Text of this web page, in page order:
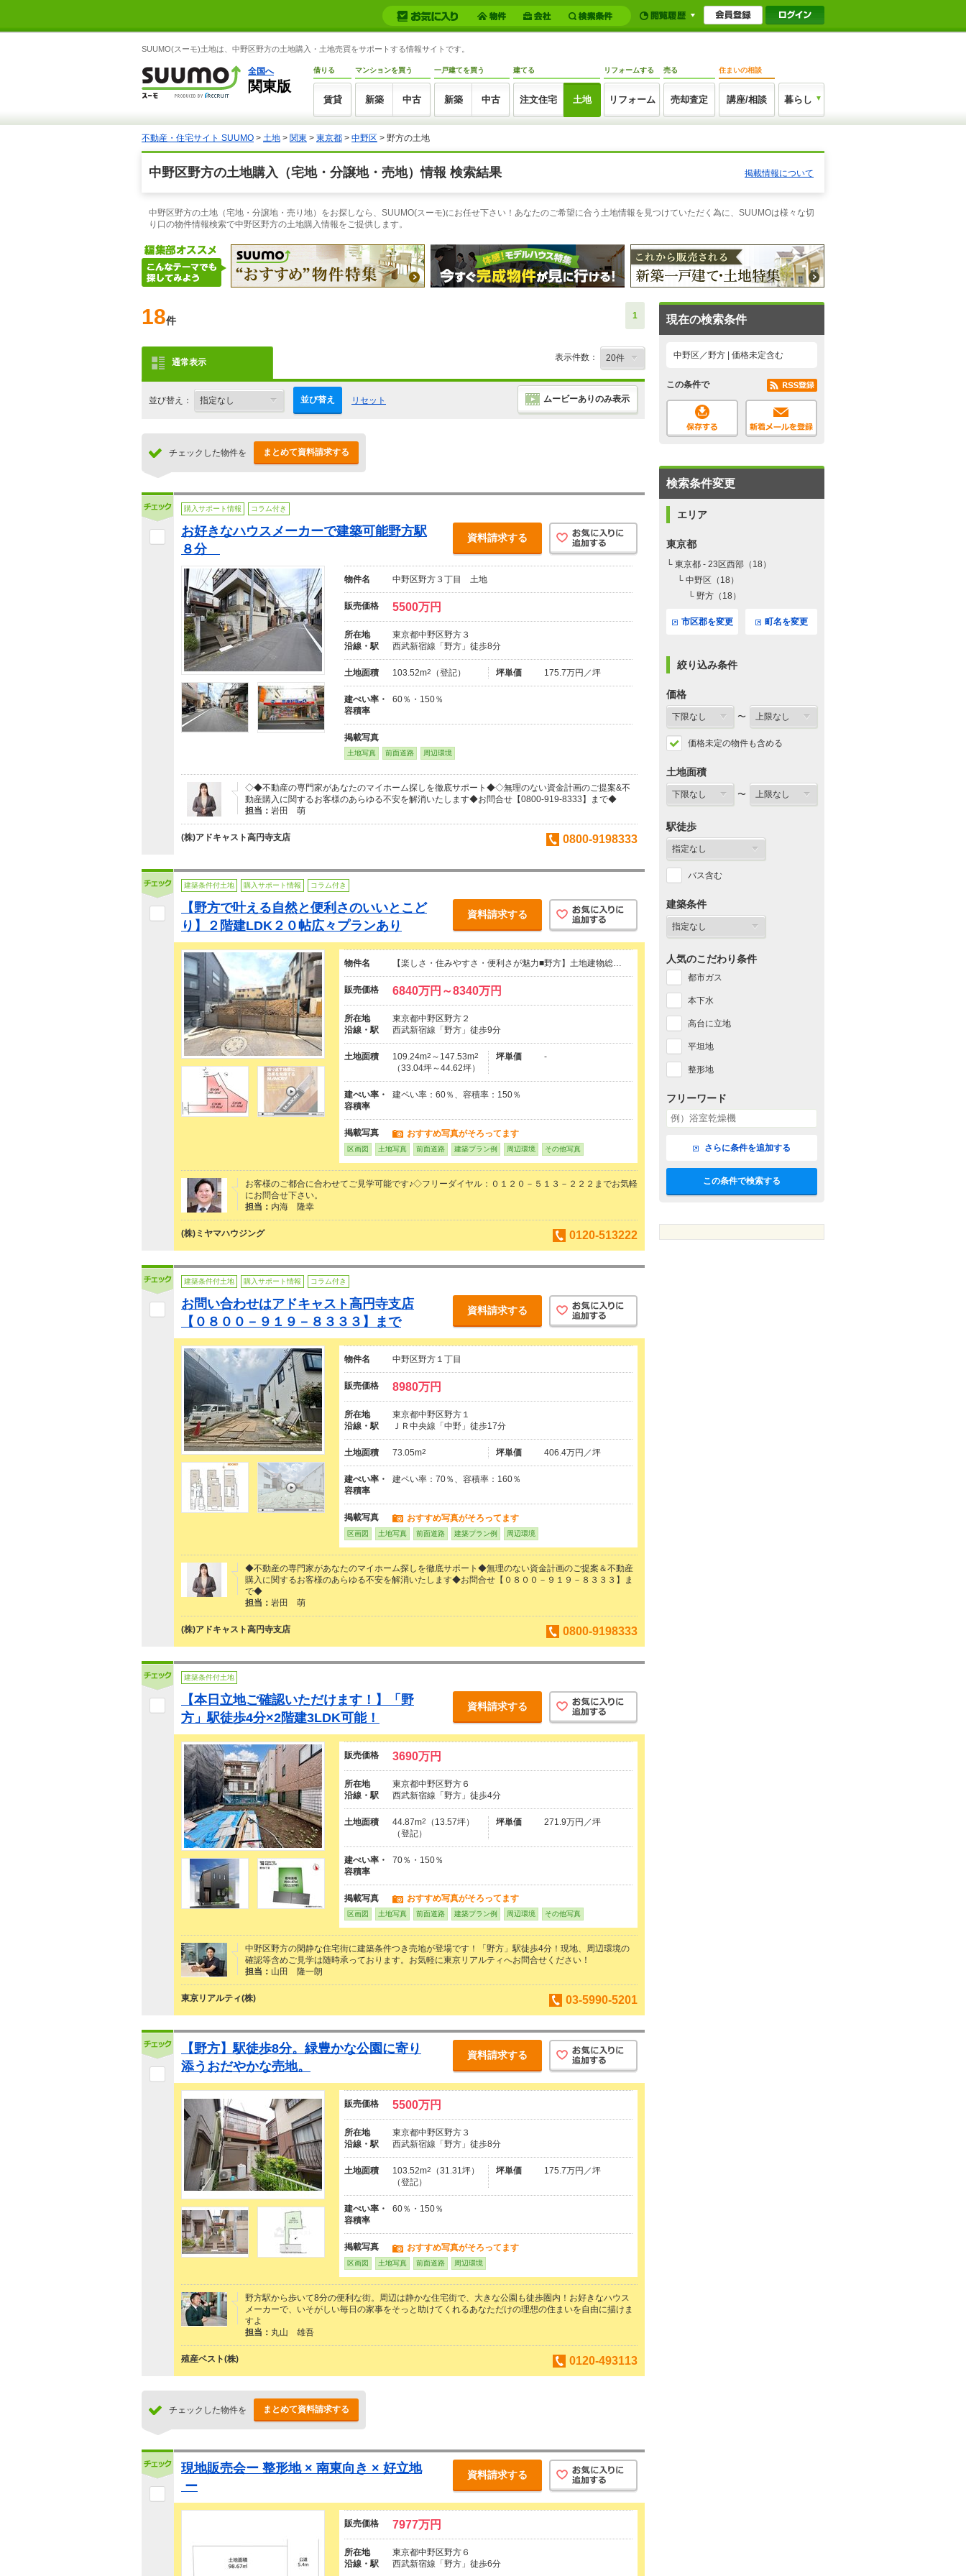
SUUMO(スーモ)土地は、中野区野方の土地購入・土地売買をサポートする情報サイトです。
全国へ
関東版
借りる
賃貸
マンションを買う
新築 中古
一戸建てを買う
新築 中古
建てる
注文住宅 土地
リフォームする
リフォーム
売る
売却査定
住まいの相談
講座/相談 暮らし
不動産・住宅サイト SUUMO > 土地 > 関東 > 東京都 > 中野区 > 野方の土地
中野区野方の土地購入（宅地・分譲地・売地）情報 検索結果 掲載情報について
中野区野方の土地（宅地・分譲地・売り地）をお探しなら、SUUMO(スーモ)にお任せ下さい！あなたのご希望に合う土地情報を見つけていただく為に、SUUMOは様々な切
り口の物件情報検索で中野区野方の土地購入情報をご提供します。
18件 1
通常表示 表示件数：
並び替え： 並び替え リセット ムービーありのみ表示
チェックした物件を まとめて資料請求する
購入サポート情報 コラム付き
お好きなハウスメーカーで建築可能野方駅
８分
資料請求する
物件名 中野区野方３丁目 土地
販売価格 5500万円
所在地
東京都中野区野方３
沿線・駅
西武新宿線「野方」徒歩8分
土地面積 103.52m2 （登記） 坪単価 175.7万円／坪
建ぺい率・
容積率
60％・150％
掲載写真
土地写真 前面道路 周辺環境
◇◆不動産の専門家があなたのマイホーム探しを徹底サポート◆◇無理のない資金計画のご提案&不
動産購入に関するお客様のあらゆる不安を解消いたします◆お問合せ【0800-919-8333】まで◆
担当： 岩田 萌
(株)アドキャスト高円寺支店 0800-9198333
建築条件付土地 購入サポート情報 コラム付き
【野方で叶える自然と便利さのいいとこど
り】２階建LDK２０帖広々プランあり
資料請求する
物件名 【楽しさ・住みやすさ・便利さが魅力■野方】土地建物総…
販売価格 6840万円～8340万円
所在地
東京都中野区野方２
沿線・駅
西武新宿線「野方」徒歩9分
土地面積 109.24m2 ～147.53m2
（33.04坪～44.62坪）
坪単価 -
建ぺい率・
容積率
建ペい率：60％、容積率：150％
掲載写真 おすすめ写真がそろってます
区画図 土地写真 前面道路 建築プラン例 周辺環境 その他写真
お客様のご都合に合わせてご見学可能です♪◇フリーダイヤル：０１２０－５１３－２２２までお気軽
にお問合せ下さい。
担当： 内海 隆幸
(株)ミヤマハウジング 0120-513222
建築条件付土地 購入サポート情報 コラム付き
お問い合わせはアドキャスト高円寺支店
【０８００－９１９－８３３３】まで
資料請求する
物件名 中野区野方１丁目
販売価格 8980万円
所在地
東京都中野区野方１
沿線・駅
ＪＲ中央線「中野」徒歩17分
土地面積 73.05m2 坪単価 406.4万円／坪
建ぺい率・
容積率
建ペい率：70％、容積率：160％
掲載写真 おすすめ写真がそろってます
区画図 土地写真 前面道路 建築プラン例 周辺環境
◆不動産の専門家があなたのマイホーム探しを徹底サポート◆無理のない資金計画のご提案＆不動産
購入に関するお客様のあらゆる不安を解消いたします◆お問合せ【０８００－９１９－８３３３】ま
で◆
担当： 岩田 萌
(株)アドキャスト高円寺支店 0800-9198333
建築条件付土地
【本日立地ご確認いただけます！】「野
方」駅徒歩4分×2階建3LDK可能！
資料請求する
販売価格 3690万円
所在地
東京都中野区野方６
沿線・駅
西武新宿線「野方」徒歩4分
土地面積 44.87m2
（13.57坪）
（登記）
坪単価 271.9万円／坪
建ぺい率・
容積率
70％・150％
掲載写真 おすすめ写真がそろってます
区画図 土地写真 前面道路 建築プラン例 周辺環境 その他写真
中野区野方の閑静な住宅街に建築条件つき売地が登場です！「野方」駅徒歩4分！現地、周辺環境の
確認等含めご見学は随時承っております。お気軽に東京リアルティへお問合せください！
担当： 山田 隆一朗
東京リアルティ(株) 03-5990-5201
【野方】駅徒歩8分。緑豊かな公園に寄り
添うおだやかな売地。
資料請求する
販売価格 5500万円
所在地
東京都中野区野方３
沿線・駅
西武新宿線「野方」徒歩8分
土地面積 103.52m2
（31.31坪）
（登記）
坪単価 175.7万円／坪
建ぺい率・
容積率
60％・150％
掲載写真 おすすめ写真がそろってます
区画図 土地写真 前面道路 周辺環境
野方駅から歩いて8分の便利な街。周辺は静かな住宅街で、大きな公園も徒歩圏内！お好きなハウス
メーカーで、いそがしい毎日の家事をそっと助けてくれるあなただけの理想の住まいを自由に描けま
すよ
担当： 丸山 雄吾
殖産ベスト(株) 0120-493113
チェックした物件を まとめて資料請求する
現地販売会ー 整形地 × 南東向き × 好立地
ー
資料請求する
販売価格 7977万円
所在地
東京都中野区野方６
沿線・駅
西武新宿線「野方」徒歩6分
現在の検索条件
中野区／野方 | 価格未定含む
この条件で
検索条件変更
エリア
東京都
└ 東京都 - 23区西部（18）
└ 中野区（18）
└ 野方（18）
市区郡を変更 町名を変更
絞り込み条件
価格
〜
価格未定の物件も含める
土地面積
〜
駅徒歩
バス含む
建築条件
人気のこだわり条件
都市ガス
本下水
高台に立地
平坦地
整形地
フリーワード
さらに条件を追加する
この条件で検索する